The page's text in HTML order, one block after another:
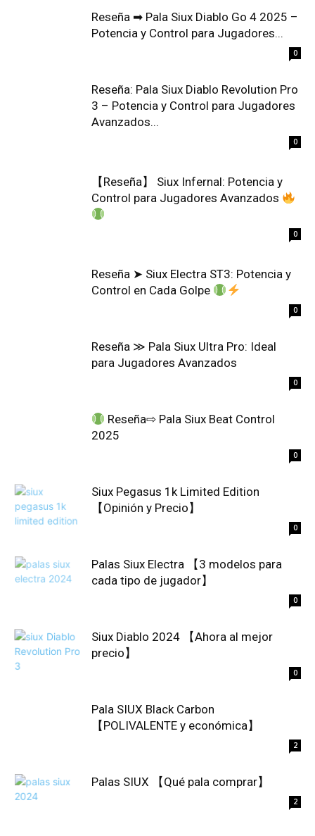
Reseña ➡ Pala Siux Diablo Go 4 2025 –
Potencia y Control para Jugadores...
0
Reseña: Pala Siux Diablo Revolution Pro
3 – Potencia y Control para Jugadores
Avanzados...
0
【Reseña】 Siux Infernal: Potencia y
Control para Jugadores Avanzados
0
Reseña ➤ Siux Electra ST3: Potencia y
Control en Cada Golpe
0
Reseña ≫ Pala Siux Ultra Pro: Ideal
para Jugadores Avanzados
0
Reseña⇨ Pala Siux Beat Control
2025
0
Siux Pegasus 1k Limited Edition
【Opinión y Precio】
0
Palas Siux Electra 【3 modelos para
cada tipo de jugador】
0
Siux Diablo 2024 【Ahora al mejor
precio】
0
Pala SIUX Black Carbon
【POLIVALENTE y económica】
2
Palas SIUX 【Qué pala comprar】
2